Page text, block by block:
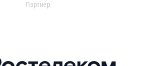
Партнер